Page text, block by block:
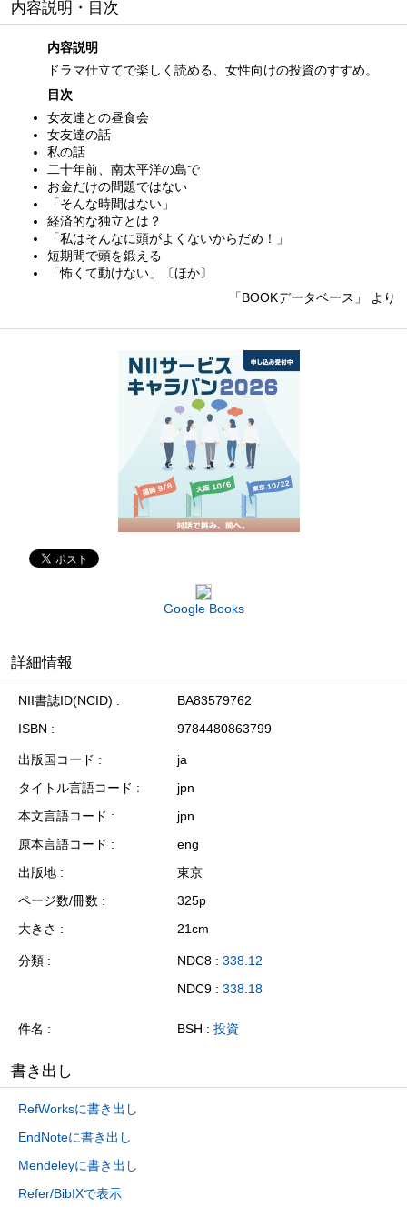
内容説明・目次
内容説明
ドラマ仕立てで楽しく読める、女性向けの投資のすすめ。
目次
女友達との昼食会
女友達の話
私の話
二十年前、南太平洋の島で
お金だけの問題ではない
「そんな時間はない」
経済的な独立とは？
「私はそんなに頭がよくないからだめ！」
短期間で頭を鍛える
「怖くて動けない」〔ほか〕
「BOOKデータベース」 より
Google Books
詳細情報
NII書誌ID(NCID)
BA83579762
ISBN
9784480863799
出版国コード
ja
タイトル言語コード
jpn
本文言語コード
jpn
原本言語コード
eng
出版地
東京
ページ数/冊数
325p
大きさ
21cm
分類 NDC8 : 338.12
NDC9 : 338.18
件名 BSH : 投資
書き出し
RefWorksに書き出し
EndNoteに書き出し
Mendeleyに書き出し
Refer/BibIXで表示